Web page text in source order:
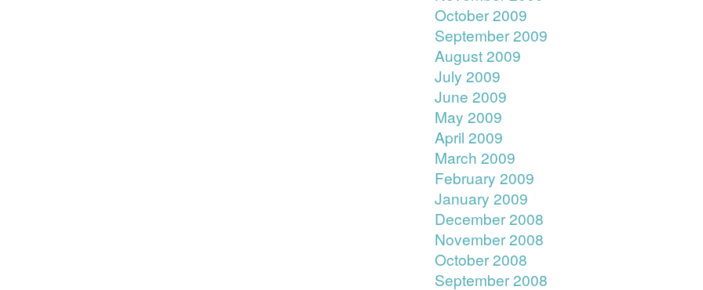
October 2009
September 2009
August 2009
July 2009
June 2009
May 2009
April 2009
March 2009
February 2009
January 2009
December 2008
November 2008
October 2008
September 2008